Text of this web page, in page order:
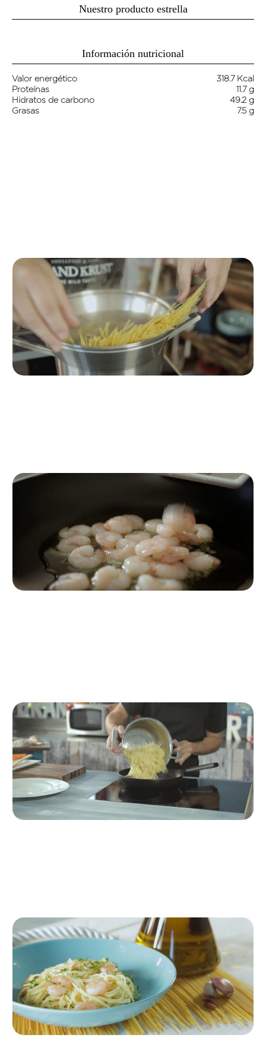
Nuestro producto estrella
Información nutricional
Valor energético
318.7 Kcal
Proteínas
11.7 g
Hidratos de carbono
49.2 g
Grasas
7.5 g